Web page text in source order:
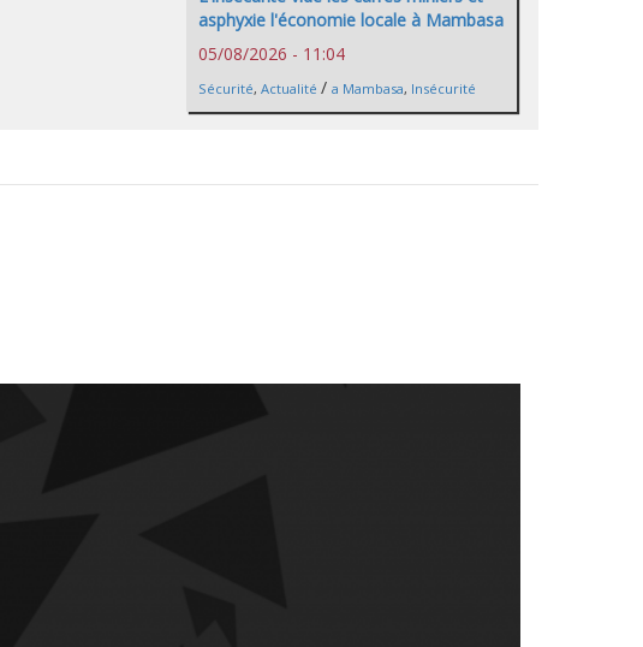
asphyxie l'économie locale à Mambasa
05/08/2026 - 11:04
Sécurité, Actualité / a Mambasa, Insécurité